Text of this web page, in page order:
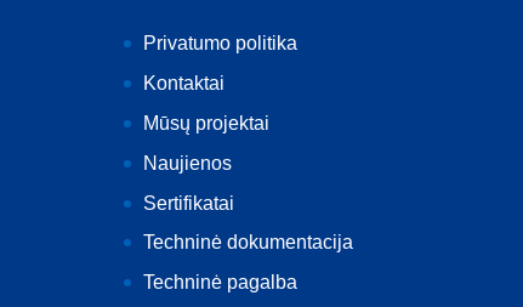
Privatumo politika
Kontaktai
Mūsų projektai
Naujienos
Sertifikatai
Techninė dokumentacija
Techninė pagalba